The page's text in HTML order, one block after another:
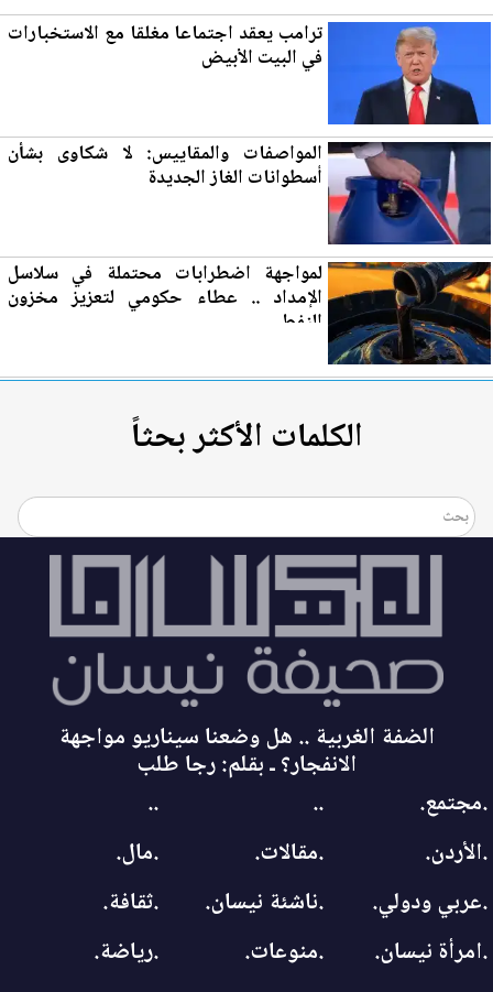
ترامب يعقد اجتماعا مغلقا مع الاستخبارات
في البيت الأبيض
المواصفات والمقاييس: لا شكاوى بشأن
أسطوانات الغازالجديدة
لمواجهة اضطرابات محتملة في سلاسل
الإمداد .. عطاء حكومي لتعزيز مخزون
النفط
الكلمات الأكثر بحثاً
الضفة الغربية .. هل وضعنا سيناريو مواجهة
الانفجار؟ ـ بقلم: رجا طلب
.مجتمع.
..
..
.الأردن.
.مقالات.
.مال.
.عربي ودولي.
.ناشئة نيسان.
.ثقافة.
.امرأة نيسان.
.منوعات.
.رياضة.